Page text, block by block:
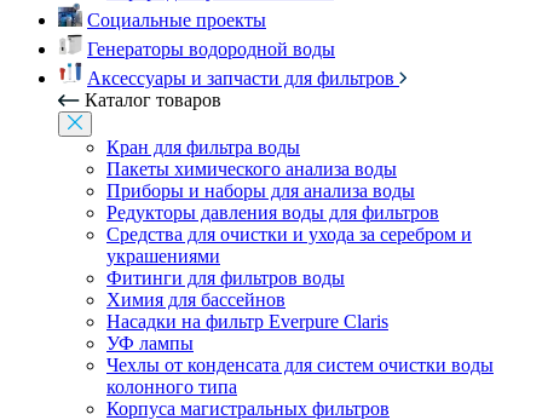
Социальные проекты
Генераторы водородной воды
Аксессуары и запчасти для фильтров
Каталог товаров
Кран для фильтра воды
Пакеты химического анализа воды
Приборы и наборы для анализа воды
Редукторы давления воды для фильтров
Средства для очистки и ухода за серебром и
украшениями
Фитинги для фильтров воды
Химия для бассейнов
Насадки на фильтр Everpure Claris
УФ лампы
Чехлы от конденсата для систем очистки воды
колонного типа
Корпуса магистральных фильтров